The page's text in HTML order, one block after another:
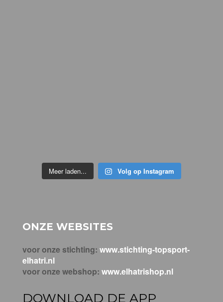
Meer laden... Volg op Instagram
ONZE WEBSITES
voor onze stichting: www.stichting-topsport-
elhatri.nl
voor onze webshop: www.elhatrishop.nl
DOWNLOAD DE APP